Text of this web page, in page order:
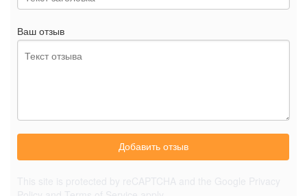
Ваш отзыв
Добавить отзыв